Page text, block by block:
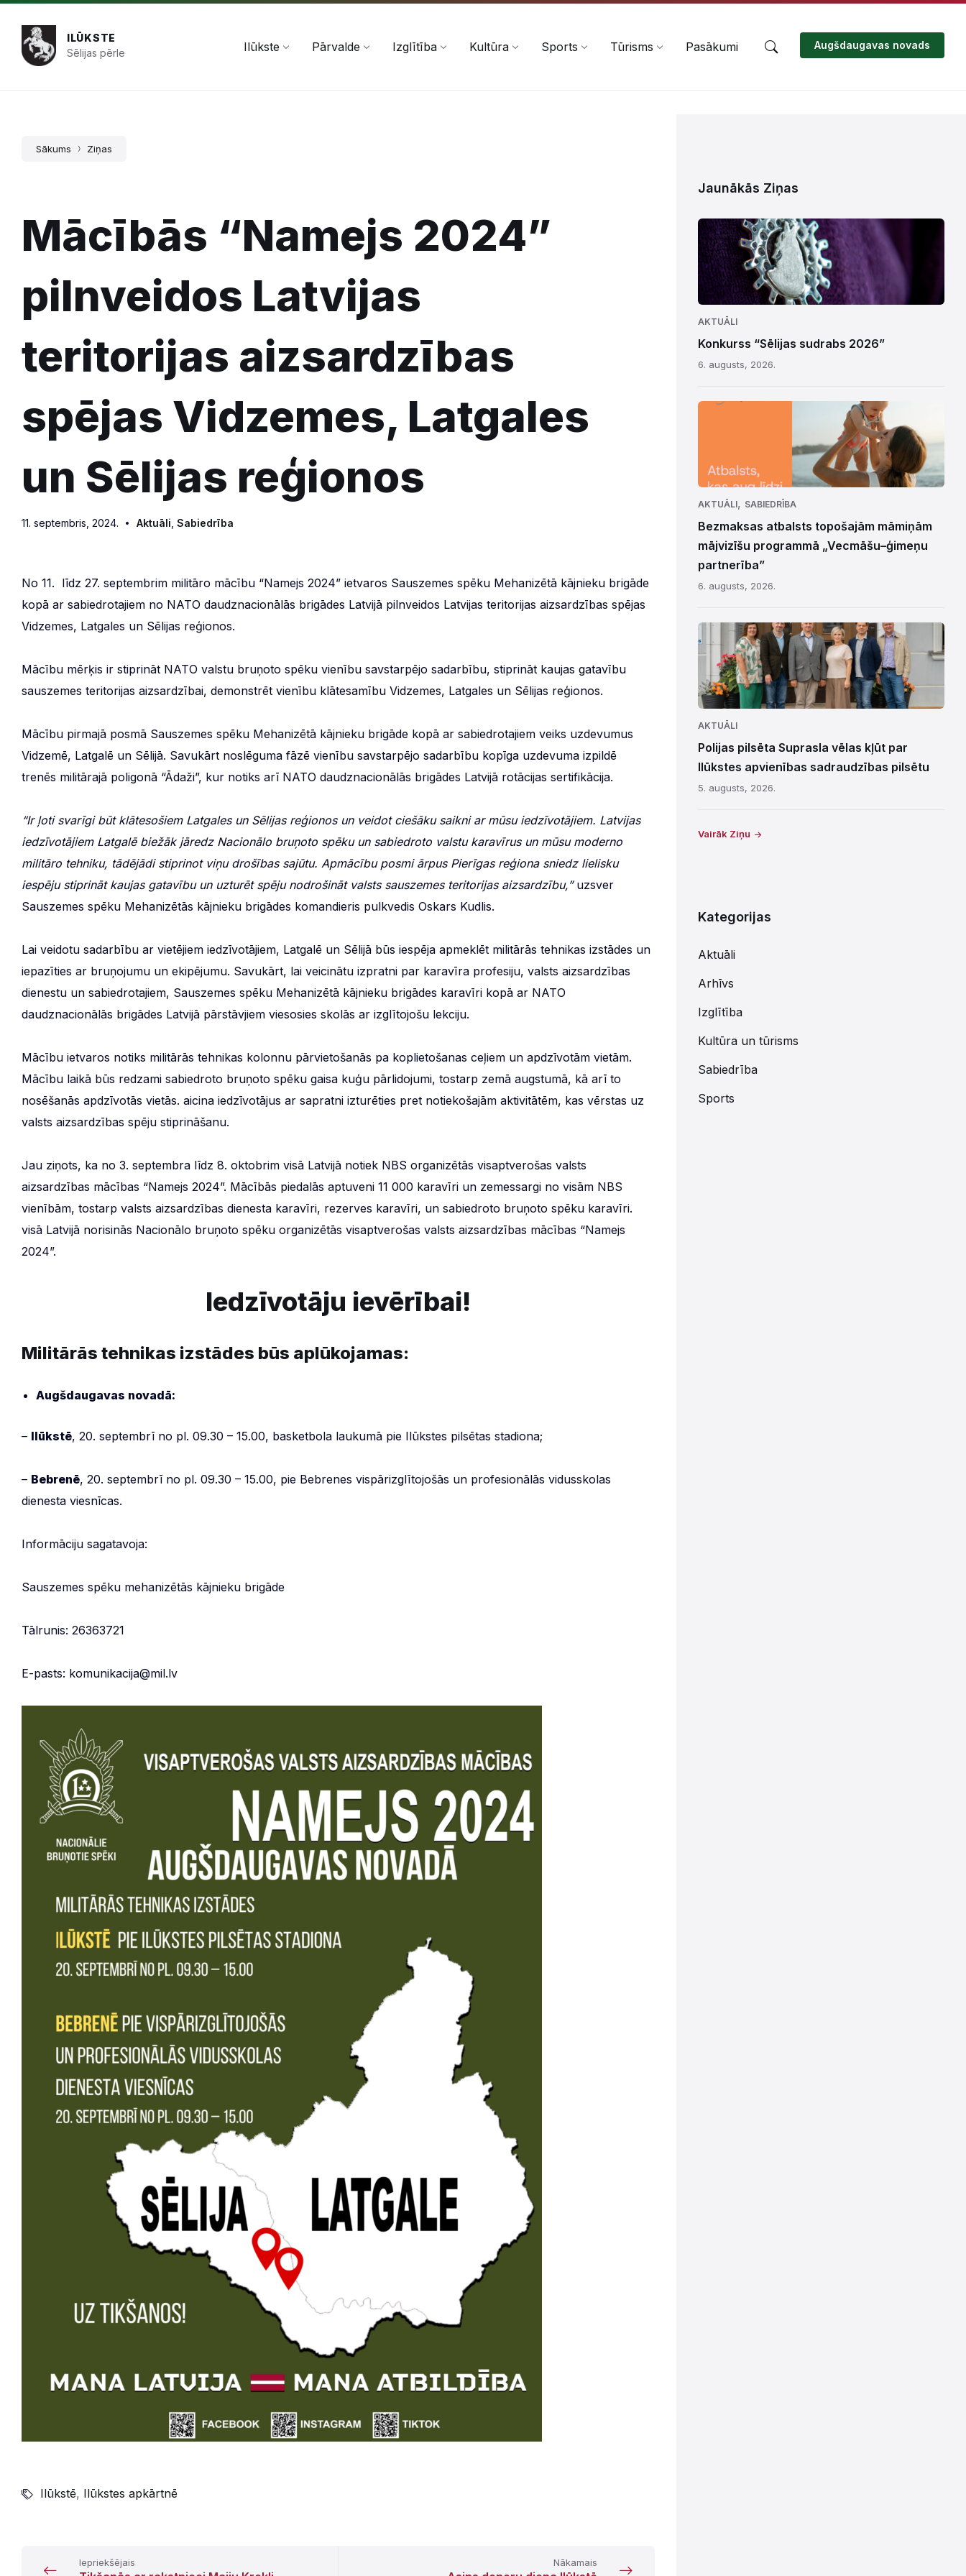
Pāriet
saturu
Skip
navigation
Skip
footer
ILŪKSTE
Sēlijas pērle
Ilūkste Pārvalde Izglītība Kultūra Sports Tūrisms Pasākumi Augšdaugavas novads
Sākums Ziņas
Mācībās “Namejs 2024”
pilnveidos Latvijas
teritorijas aizsardzības
spējas Vidzemes, Latgales
un Sēlijas reģionos
11. septembris, 2024. Aktuāli Sabiedrība
No 11. līdz 27. septembrim militāro mācību “Namejs 2024” ietvaros Sauszemes spēku Mehanizētā kājnieku brigāde
kopā ar sabiedrotajiem no NATO daudznacionālās brigādes Latvijā pilnveidos Latvijas teritorijas aizsardzības spējas
Vidzemes, Latgales un Sēlijas reģionos.
Mācību mērķis ir stiprināt NATO valstu bruņoto spēku vienību savstarpējo sadarbību, stiprināt kaujas gatavību
sauszemes teritorijas aizsardzībai, demonstrēt vienību klātesamību Vidzemes, Latgales un Sēlijas reģionos.
Mācību pirmajā posmā Sauszemes spēku Mehanizētā kājnieku brigāde kopā ar sabiedrotajiem veiks uzdevumus
Vidzemē, Latgalē un Sēlijā. Savukārt noslēguma fāzē vienību savstarpējo sadarbību kopīga uzdevuma izpildē
trenēs militārajā poligonā “Ādaži”, kur notiks arī NATO daudznacionālās brigādes Latvijā rotācijas sertifikācija.
“Ir ļoti svarīgi būt klātesošiem Latgales un Sēlijas reģionos un veidot ciešāku saikni ar mūsu iedzīvotājiem. Latvijas
iedzīvotājiem Latgalē biežāk jāredz Nacionālo bruņoto spēku un sabiedroto valstu karavīrus un mūsu moderno
militāro tehniku, tādējādi stiprinot viņu drošības sajūtu. Apmācību posmi ārpus Pierīgas reģiona sniedz lielisku
iespēju stiprināt kaujas gatavību un uzturēt spēju nodrošināt valsts sauszemes teritorijas aizsardzību,”uzsver
Sauszemes spēku Mehanizētās kājnieku brigādes komandieris pulkvedis Oskars Kudlis.
Lai veidotu sadarbību ar vietējiem iedzīvotājiem, Latgalē un Sēlijā būs iespēja apmeklēt militārās tehnikas izstādes un
iepazīties ar bruņojumu un ekipējumu. Savukārt, lai veicinātu izpratni par karavīra profesiju, valsts aizsardzības
dienestu un sabiedrotajiem, Sauszemes spēku Mehanizētā kājnieku brigādes karavīri kopā ar NATO
daudznacionālās brigādes Latvijā pārstāvjiem viesosies skolās ar izglītojošu lekciju.
Mācību ietvaros notiks militārās tehnikas kolonnu pārvietošanās pa koplietošanas ceļiem un apdzīvotām vietām.
Mācību laikā būs redzami sabiedroto bruņoto spēku gaisa kuģu pārlidojumi, tostarp zemā augstumā, kā arī to
nosēšanās apdzīvotās vietās. aicina iedzīvotājus ar sapratni izturēties pret notiekošajām aktivitātēm, kas vērstas uz
valsts aizsardzības spēju stiprināšanu.
Jau ziņots, ka no 3. septembra līdz 8. oktobrim visā Latvijā notiek NBS organizētās visaptverošas valsts
aizsardzības mācības “Namejs 2024”. Mācībās piedalās aptuveni 11 000 karavīri un zemessargi no visām NBS
vienībām, tostarp valsts aizsardzības dienesta karavīri, rezerves karavīri, un sabiedroto bruņoto spēku karavīri.
visā Latvijā norisinās Nacionālo bruņoto spēku organizētās visaptverošas valsts aizsardzības mācības “Namejs
2024”.
Iedzīvotāju ievērībai!
Militārās tehnikas izstādes būs aplūkojamas:
Augšdaugavas novadā:
– Ilūkstē, 20. septembrī no pl. 09.30 – 15.00, basketbola laukumā pie Ilūkstes pilsētas stadiona;
– Bebrenē, 20. septembrī no pl. 09.30 – 15.00, pie Bebrenes vispārizglītojošās un profesionālās vidusskolas
dienesta viesnīcas.
Informāciju sagatavoja:
Sauszemes spēku mehanizētās kājnieku brigāde
Tālrunis: 26363721
E-pasts: komunikacija@mil.lv
Ilūkstē, Ilūkstes apkārtnē
Iepriekšējais Nākamais
Jaunākās Ziņas
AKTUĀLI
Konkurss “Sēlijas sudrabs 2026”
6. augusts, 2026.
AKTUĀLI, SABIEDRĪBA
Bezmaksas atbalsts topošajām māmiņām
mājvizīšu programmā „Vecmāšu–ģimeņu
partnerība”
6. augusts, 2026.
AKTUĀLI
Polijas pilsēta Suprasla vēlas kļūt par
Ilūkstes apvienības sadraudzības pilsētu
5. augusts, 2026.
Vairāk Ziņu
Kategorijas
Aktuāli
Arhīvs
Izglītība
Kultūra un tūrisms
Sabiedrība
Sports